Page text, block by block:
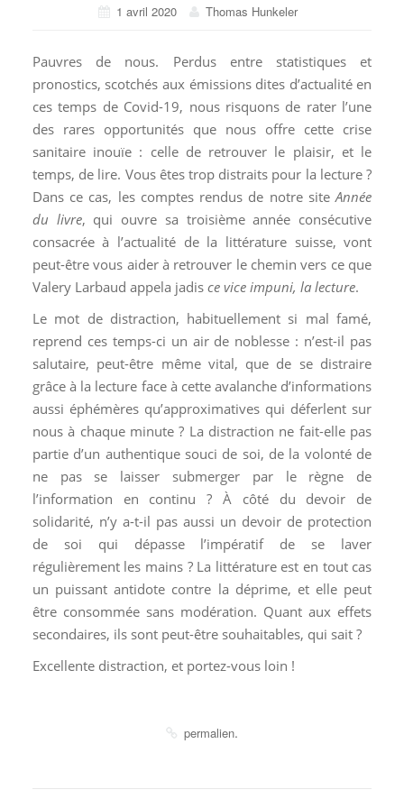
1 avril 2020 Thomas Hunkeler
Pauvres de nous. Perdus entre statistiques et
pronostics, scotchés aux émissions dites d’actualité en
ces temps de Covid-19, nous risquons de rater l’une
des rares opportunités que nous offre cette crise
sanitaire inouïe : celle de retrouver le plaisir, et le
temps, de lire. Vous êtes trop distraits pour la lecture ?
Dans ce cas, les comptes rendus de notre siteAnnée
du livre, qui ouvre sa troisième année consécutive
consacrée à l’actualité de la littérature suisse, vont
peut-être vous aider à retrouver le chemin vers ce que
Valery Larbaud appela jadis ce vice impuni, la lecture.
Le mot de distraction, habituellement si mal famé,
reprend ces temps-ci un air de noblesse : n’est-il pas
salutaire, peut-être même vital, que de se distraire
grâce à la lecture face à cette avalanche d’informations
aussi éphémères qu’approximatives qui déferlent sur
nous à chaque minute ? La distraction ne fait-elle pas
partie d’un authentique souci de soi, de la volonté de
ne pas se laisser submerger par le règne de
l’information en continu ? À côté du devoir de
solidarité, n’y a-t-il pas aussi un devoir de protection
de soi qui dépasse l’impératif de se laver
régulièrement les mains ? La littérature est en tout cas
un puissant antidote contre la déprime, et elle peut
être consommée sans modération. Quant aux effets
secondaires, ils sont peut-être souhaitables, qui sait ?
Excellente distraction, et portez-vous loin !
permalien.